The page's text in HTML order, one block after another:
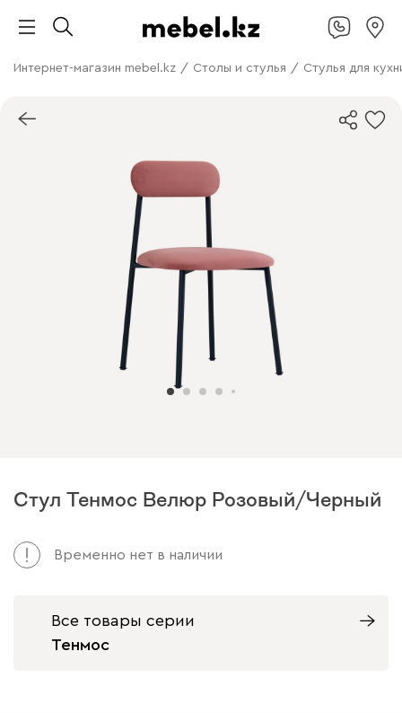
Интернет-магазин mebel.kz / Столы и стулья / Стулья для
Стул Тенмос Велюр Розовый/Черный
Временно нет в наличии
Все товары серии
Тенмос